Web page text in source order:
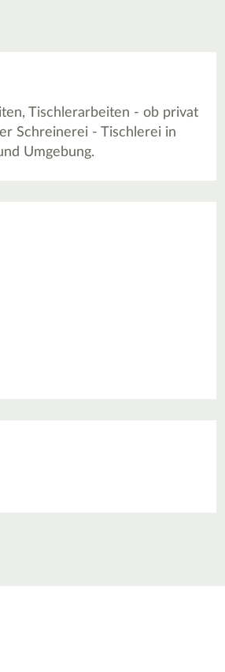
Tischlerarbeiten - ob privat
Schreinerei - Tischlerei in
Umgebung.